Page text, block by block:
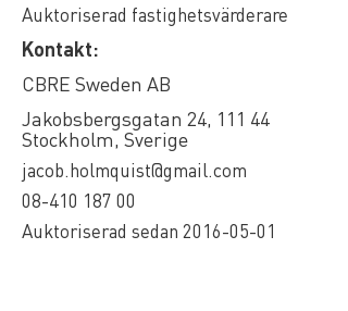
Auktoriserad fastighetsvärderare
Kontakt:
CBRE Sweden AB
Jakobsbergsgatan 24, 111 44
Stockholm, Sverige
jacob.holmquist@gmail.com
08-410 187 00
Auktoriserad sedan 2016-05-01